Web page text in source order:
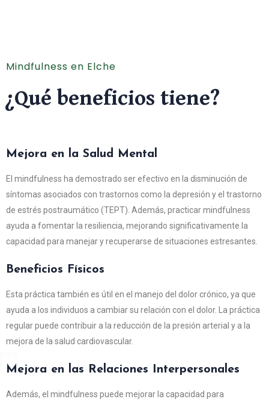
Mindfulness en Elche
¿Qué beneficios tiene?
Mejora en la Salud Mental
El mindfulness ha demostrado ser efectivo en la disminución de
síntomas asociados con trastornos como la depresión y el trastorno
de estrés postraumático (TEPT). Además, practicar mindfulness
ayuda a fomentar la resiliencia, mejorando significativamente la
capacidad para manejar y recuperarse de situaciones estresantes.
Beneficios Físicos
Esta práctica también es útil en el manejo del dolor crónico, ya que
ayuda a los individuos a cambiar su relación con el dolor. La práctica
regular puede contribuir a la reducción de la presión arterial y a la
mejora de la salud cardiovascular.
Mejora en las Relaciones Interpersonales
Además, el mindfulness puede mejorar la capacidad para